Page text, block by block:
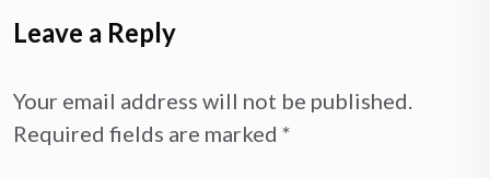
Leave a Reply
Your email address will not be published.
Required fields are marked *